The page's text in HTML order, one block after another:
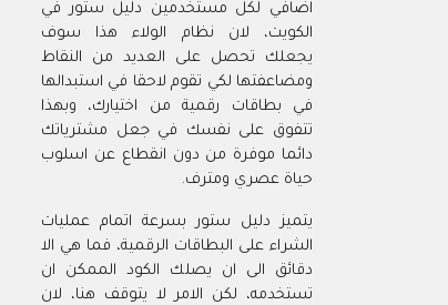
اضافي لكل مستخدمين دليل ستور في
الكويت، لان نظام الولاء هذا سوف
يجعلك تحصل على العديد من النقاط
ومضاعفتها لكي تقوم لاحقا في استبدالها
في بطاقات رقمية من اختيارك، وبهذا
تتفوق على نفسك في جعل مشترياتك
دائما موفرة من دون انقطاع عن اسلوب
حياة عصري ومترف.
يتميز دليل ستور بسرعة اتمام عمليات
الشراء على البطاقات الرقمية، فما هي الا
دقائق الى ان يصلك الكود الممكن ان
تستخدمه، لكن الامر لا يتوقف هنا، لان